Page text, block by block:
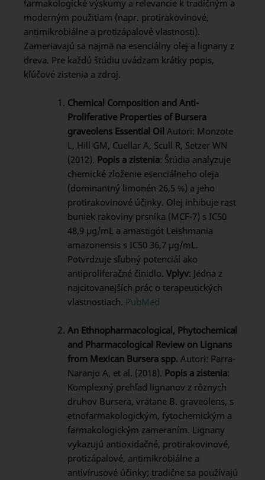
farmakologické výskumy a relevancie k tradičným a
moderným použitiam (napr. protirakovinové,
antimikrobiálne a protizápalové vlastnosti).
Zameriavajú sa najmä na esenciálny olej a lignany z
dreva. Pre každú štúdiu uvádzam krátky popis,
kľúčové zistenia a zdroj.
Chemical Composition and Anti-
Proliferative Properties of Bursera
graveolens Essential Oil Autori: Monzote
L, Hill GM, Cuellar A, Scull R, Setzer WN
(2012). Popis a zistenia: Štúdia analyzuje
chemické zloženie esenciálneho oleja
(dominantný limonén 26,5 %) a jeho
protirakovinové účinky. Olej inhibuje rast
buniek rakoviny prsníka (MCF-7) s IC50
48,9 μg/mL a amastigót Leishmania
amazonensis s IC50 36,7 μg/mL.
Potvrdzuje sľubný potenciál ako
antiproliferačné činidlo. Vplyv: Jedna z
najcitovanejších prác o terapeutických
vlastnostiach. PubMed
An Ethnopharmacological, Phytochemical
and Pharmacological Review on Lignans
from Mexican Bursera spp. Autori: Parra-
Naranjo A, et al. (2018). Popis a zistenia:
Komplexný prehľad lignanov z rôznych
druhov Bursera, vrátane B. graveolens, s
etnofarmakologickým, fytochemickým a
farmakologickým zameraním. Lignany
vykazujú antioxidačné, protirakovinové,
protizápalové, antimikrobiálne a
antivírusové účinky; tradične sa používajú